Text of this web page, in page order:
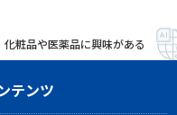
化粧品や医薬品に興味がある
テンツ